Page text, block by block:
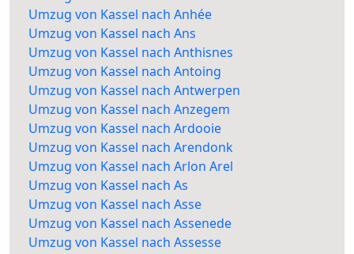
Umzug von Kassel nach Anhée
Umzug von Kassel nach Ans
Umzug von Kassel nach Anthisnes
Umzug von Kassel nach Antoing
Umzug von Kassel nach Antwerpen
Umzug von Kassel nach Anzegem
Umzug von Kassel nach Ardooie
Umzug von Kassel nach Arendonk
Umzug von Kassel nach Arlon Arel
Umzug von Kassel nach As
Umzug von Kassel nach Asse
Umzug von Kassel nach Assenede
Umzug von Kassel nach Assesse